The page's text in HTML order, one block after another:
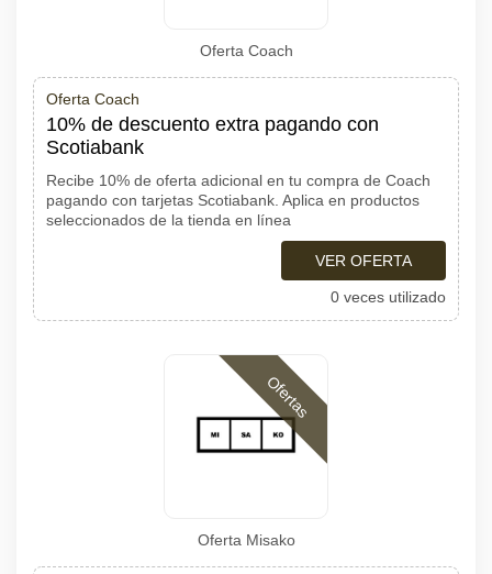
Oferta Coach
Oferta Coach
10% de descuento extra pagando con
Scotiabank
Recibe 10% de oferta adicional en tu compra de Coach
pagando con tarjetas Scotiabank. Aplica en productos
seleccionados de la tienda en línea
VER OFERTA
0 veces utilizado
Ofertas
Oferta Misako